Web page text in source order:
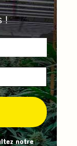
!
notre